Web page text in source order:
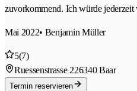
zuvorkommend. Ich würde
Mai 2022• Benjamin Müller
5(7)
Ruessenstrasse 226340 Baar
Termin reservieren